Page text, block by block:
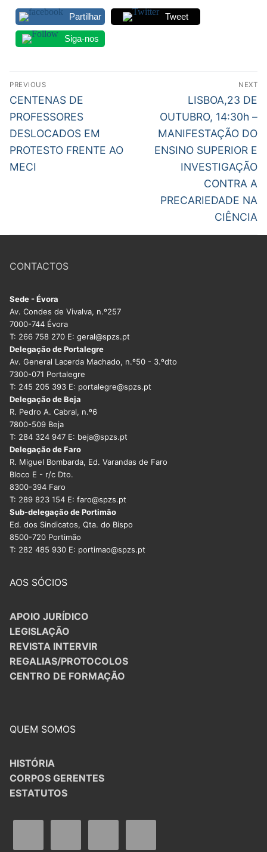
ENSINO SUPERIOR
PROFESSORES CONTRATADOS
Formação
Área de Sócios
Revista Intervir
Contactos
Partilhar Tweet
Siga-nos
Navegação
de
artigos
PREVIOUS
Previous
post:
CENTENAS DE
PROFESSORES
DESLOCADOS EM
PROTESTO FRENTE AO
MECI
NEXT
Next
post:
LISBOA,23 DE
OUTUBRO, 14:30h –
MANIFESTAÇÃO DO
ENSINO SUPERIOR E
INVESTIGAÇÃO
CONTRA A
PRECARIEDADE NA
CIÊNCIA
CONTACTOS
Sede - Évora
Av. Condes de Vivalva, n.º257
7000-744 Évora
T: 266 758 270 E: geral@spzs.pt
Delegação de Portalegre
Av. General Lacerda Machado, n.º50 - 3.ºdto
7300-071 Portalegre
T: 245 205 393 E: portalegre@spzs.pt
Delegação de Beja
R. Pedro A. Cabral, n.º6
7800-509 Beja
T: 284 324 947 E: beja@spzs.pt
Delegação de Faro
R. Miguel Bombarda, Ed. Varandas de Faro
Bloco E - r/c Dto.
8300-394 Faro
T: 289 823 154 E: faro@spzs.pt
Sub-delegação de Portimão
Ed. dos Sindicatos, Qta. do Bispo
8500-720 Portimão
T: 282 485 930 E: portimao@spzs.pt
AOS SÓCIOS
APOIO JURÍDICO
LEGISLAÇÃO
REVISTA INTERVIR
REGALIAS/PROTOCOLOS
CENTRO DE FORMAÇÃO
QUEM SOMOS
HISTÓRIA
CORPOS GERENTES
ESTATUTOS